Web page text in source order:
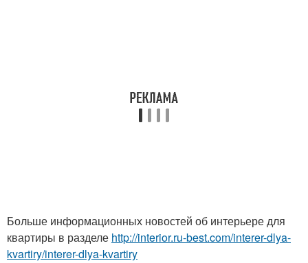
Больше информационных новостей об интерьере для
квартиры в разделе http://interior.ru-best.com/interer-dlya-
kvartiry/interer-dlya-kvartiry